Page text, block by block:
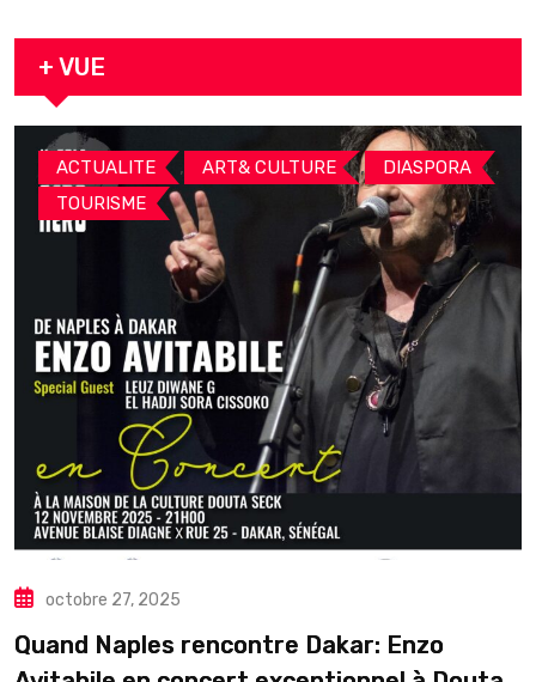
arrestation
+ VUE
ACTUALITE , ART& CULTURE , DIASPORA ,
TOURISME
octobre 27, 2025
Quand Naples rencontre Dakar: Enzo